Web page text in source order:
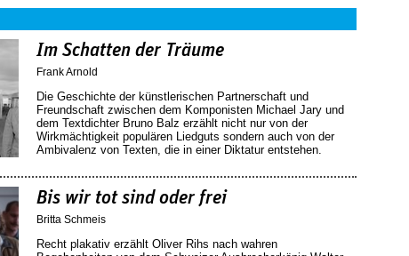
Im Schatten der Träume
Frank Arnold
Die Geschichte der künstlerischen Partnerschaft und
Freundschaft zwischen dem Komponisten Michael Jary und
dem Textdichter Bruno Balz erzählt nicht nur von der
Wirkmächtigkeit populären Liedguts sondern auch von der
Ambivalenz von Texten, die in einer Diktatur entstehen.
Bis wir tot sind oder frei
Britta Schmeis
Recht plakativ erzählt Oliver Rihs nach wahren